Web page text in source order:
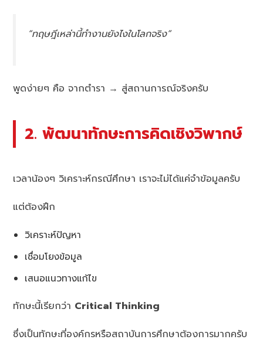
“ทฤษฎีเหล่านี้ทำงานยังไงในโลกจริง”
พูดง่ายๆ คือ จากตำรา → สู่สถานการณ์จริงครับ
2. พัฒนาทักษะการคิดเชิงวิพากษ์
เวลาน้องๆ วิเคราะห์กรณีศึกษา เราจะไม่ได้แค่จำข้อมูลครับ
แต่ต้องฝึก
วิเคราะห์ปัญหา
เชื่อมโยงข้อมูล
เสนอแนวทางแก้ไข
ทักษะนี้เรียกว่า Critical Thinking
ซึ่งเป็นทักษะที่องค์กรหรือสถาบันการศึกษาต้องการมากครับ